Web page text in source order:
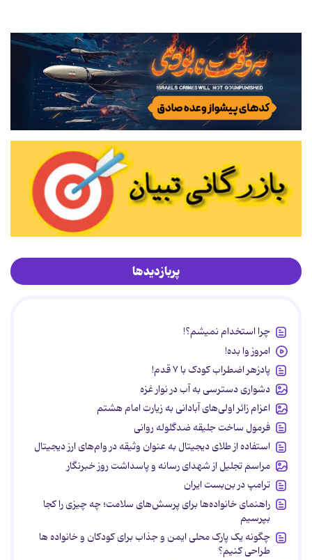
پربازدیدها
چرا استخدام نمیشم؟!
امروز وا بده!
پادزهر اضطراب کودک با ۷ قدم!
دشواری دسترسی به آب در نوار غزه
اعزام زائر اولی‌های آبادانی به زیارت امام هشتم
فرمول ساخت جلیقه ضدگلوله روانی
استفاده از طلای دیجیتال به عنوان وثیقه در وام‌های ارز دیجیتال
مراسم تجلیل از شهدای رسانه و پاسداشت روز خبرنگار
ترامپ در بن‌بست ایران
راهنمای خانواده‌ها برای پرسش‌های سلامت؛ چه چیزی را کجا
بپرسیم
چگونه یک پارک محلی ایمن و جذاب برای کودکان و خانواده ها
طراحی کنیم؟